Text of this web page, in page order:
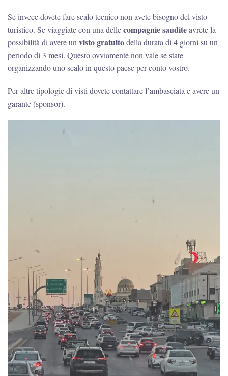
Se invece dovete fare scalo tecnico non avete bisogno del visto
turistico. Se viaggiate con una dellecompagnie sauditeavrete la
possibilità di avere un visto gratuitodella durata di 4 giorni su un
periodo di 3 mesi. Questo ovviamente non vale se state
organizzando uno scalo in questo paese per conto vostro.
Per altre tipologie di visti dovete contattare l’ambasciata e avere un
garante (sponsor).